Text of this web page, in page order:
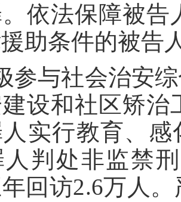
。依法保障被
助条件的被告
与社会治安综
设和社区矫治
实行教育、
判处非监禁
回访2.6万人